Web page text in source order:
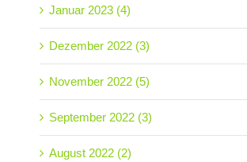
Januar 2023 (4)
Dezember 2022 (3)
November 2022 (5)
September 2022 (3)
August 2022 (2)